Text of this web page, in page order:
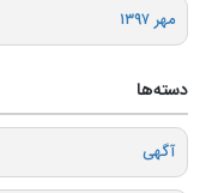
مهر ۱۳۹۷
دسته‌ها
آگهی